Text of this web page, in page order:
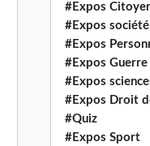
#Expos
#Expos société
#Expos
#Expos Guerre
#Expos
#Expos Droit
#Quiz
#Expos Sport